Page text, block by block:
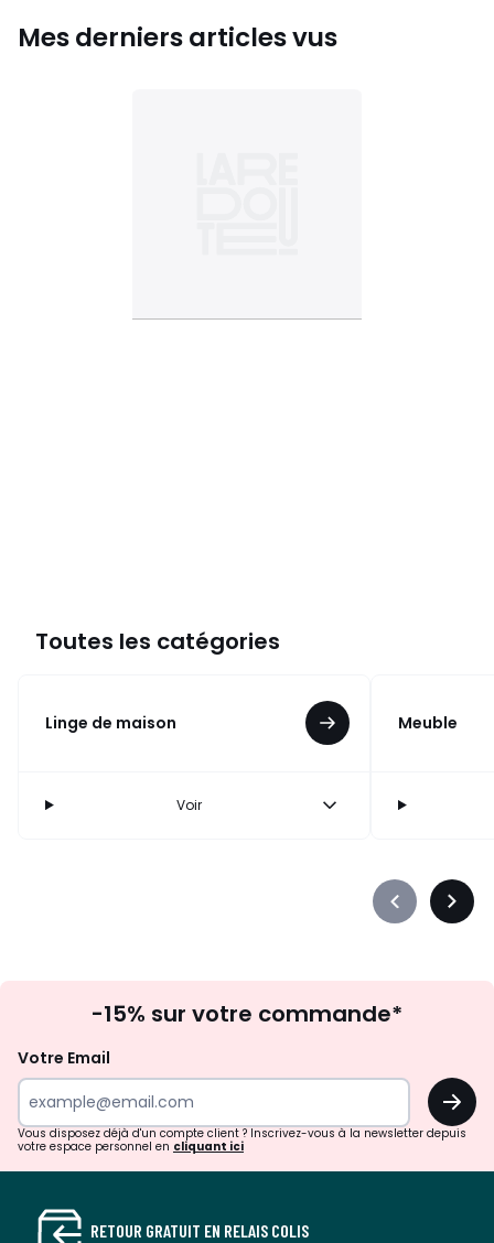
Mes derniers articles vus
Toutes les catégories
Linge de maison
Voir
Meuble
Précédent
à
newsletter
-15% sur votre commande*
Votre Email
OK
Vous disposez déjà d'un compte client ? Inscrivez-vous à la newsletter depuis
votre espace personnel en cliquant ici
RETOUR GRATUIT EN RELAIS COLIS